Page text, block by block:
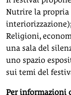
Nutrire la
Religioni,
una sala del
uno spazio
sui temi del
Per informazioni